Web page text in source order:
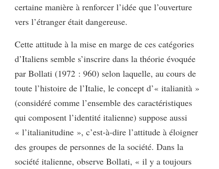
certaine manière à renforcer l’idée que l’ouverture
vers l’étranger était dangereuse.
Cette attitude à la mise en marge de ces catégories
d’Italiens semble s’inscrire dans la théorie évoquée
par Bollati (1972 : 960) selon laquelle, au cours de
toute l’histoire de l’Italie, le concept d’« italianità »
(considéré comme l’ensemble des caractéristiques
qui composent l’identité italienne) suppose aussi
« l’italianitudine », c’est-à-dire l’attitude à éloigner
des groupes de personnes de la société. Dans la
société italienne, observe Bollati, « il y a toujours